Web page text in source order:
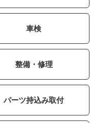
車検
整備・修理
パーツ持込み取付